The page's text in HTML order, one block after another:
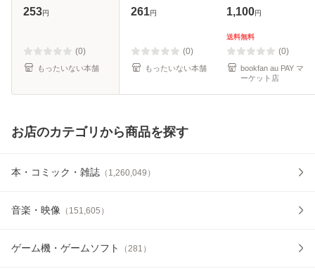
文庫） / 六堂 葉月
253円
(0)
もったいない本舗
[文庫]【メール便送
261円
(0)
もったいない本舗
1,100円
送料無料
(0)
bookfan au PAY マ
ーケット店
お店のカテゴリから商品を探す
本・コミック・雑誌 （ 1,260,049 ）
音楽・映像 （ 151,605 ）
ゲーム機・ゲームソフト （281 ）